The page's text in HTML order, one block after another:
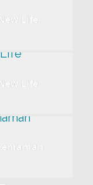
New Life
New Life